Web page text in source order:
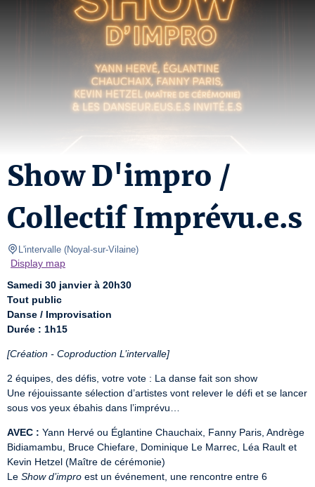
Show D'impro /
Collectif Imprévu.e.s
L'intervalle (Noyal-sur-Vilaine)
Display map
Samedi 30 janvier à 20h30
Tout public
Danse / Improvisation
Durée : 1h15
[Création - Coproduction L’intervalle]
2 équipes, des défis, votre vote : La danse fait son show
Une réjouissante sélection d’artistes vont relever le défi et se lancer
sous vos yeux ébahis dans l’imprévu…
AVEC : Yann Hervé ou Églantine Chauchaix, Fanny Paris, Andrège
Bidiamambu, Bruce Chiefare, Dominique Le Marrec, Léa Rault et
Kevin Hetzel (Maître de cérémonie)
Le Show d’impro est un événement, une rencontre entre 6